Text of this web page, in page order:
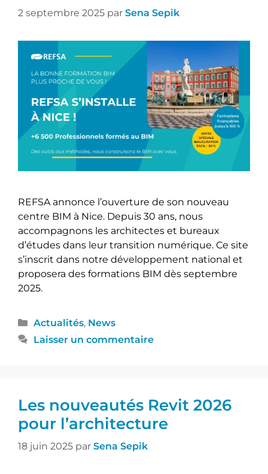
2 septembre 2025 par Sena Sepik
REFSA annonce l’ouverture de son nouveau
centre BIM à Nice. Depuis 30 ans, nous
accompagnons les architectes et bureaux
d’études dans leur transition numérique. Ce site
s’inscrit dans notre développement national et
proposera des formations BIM dès septembre
2025.
Actualités, News
Laisser un commentaire
Les nouveautés Revit 2026
pour l’architecture
18 juin 2025 par Sena Sepik